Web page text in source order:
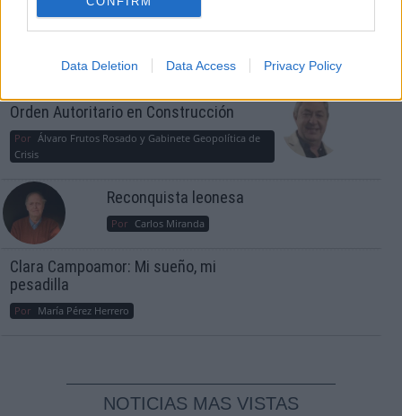
Data Deletion Data Access Privacy Policy
Orden Autoritario en Construcción
Por Álvaro Frutos Rosado y Gabinete Geopolítica de
Crisis
Reconquista leonesa
Por Carlos Miranda
Clara Campoamor: Mi sueño, mi
pesadilla
Por María Pérez Herrero
NOTICIAS MAS VISTAS